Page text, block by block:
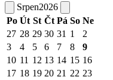
Srpen2026
Po Út St Čt Pá So Ne
27 28 29 30 31 1
2
3
4 5 6 7 8
9
10 11 12 13 14 15 16
17 18 19 20 21 22 23